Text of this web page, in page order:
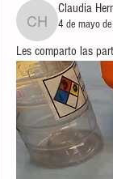
Claudia
Claudia
4 de mayo
Les comparto las